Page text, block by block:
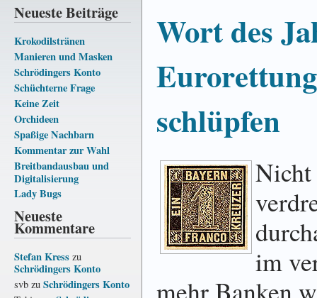
Neueste Beiträge
Krokodilstränen
Manieren und Masken
Schrödingers Konto
Schüchterne Frage
Keine Zeit
Orchideen
Spaßige Nachbarn
Kommentar zur Wahl
Breitbandausbau und
Digitalisierung
Lady Bugs
Neueste
Kommentare
Stefan Kress zu
Schrödingers Konto
svb zu Schrödingers Konto
Wort des
schlüpfen
Nicht
im
mehr Banken